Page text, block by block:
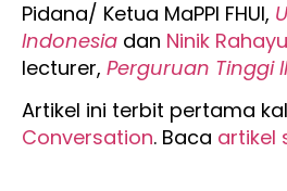
Pidana/ Ketua MaPPI FHUI,
Indonesia dan Ninik Rahayu
lecturer, Perguruan Tinggi
Artikel ini terbit pertama
Conversation. Baca artikel